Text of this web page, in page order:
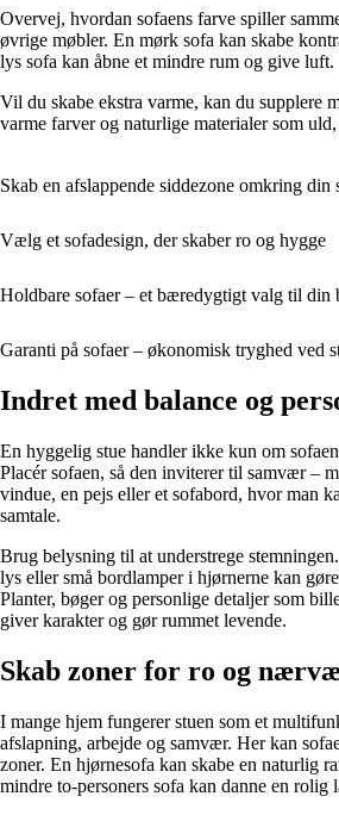
Overvej, hvordan sofaens farve spiller
øvrige møbler. En mørk sofa kan skabe
lys sofa kan åbne et mindre rum og give luft.
Vil du skabe ekstra varme, kan du supplere
varme farver og naturlige materialer som
Skab en afslappende siddezone omkring din
Vælg et sofadesign, der skaber ro og hygge
Holdbare sofaer – et bæredygtigt valg til din
Garanti på sofaer – økonomisk tryghed ved
Indret med balance og
En hyggelig stue handler ikke kun om
Placér sofaen, så den inviterer til samvær –
vindue, en pejs eller et sofabord, hvor man
samtale.
Brug belysning til at understrege
lys eller små bordlamper i hjørnerne kan
Planter, bøger og personlige detaljer som
giver karakter og gør rummet levende.
Skab zoner for ro og
I mange hjem fungerer stuen som et
afslapning, arbejde og samvær. Her kan
zoner. En hjørnesofa kan skabe en naturlig
mindre to-personers sofa kan danne en rolig